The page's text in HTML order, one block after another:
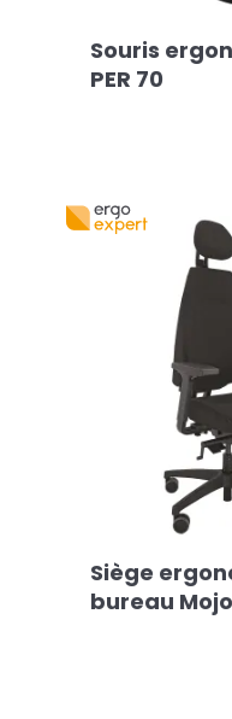
Souris
PER 70
Siège
bureau Mojo